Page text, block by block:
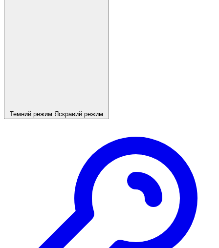
Темний режим Яскравий режим